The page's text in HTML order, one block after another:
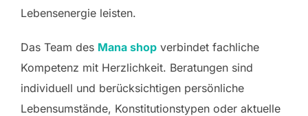
Lebensenergie leisten.
Das Team des Mana shop verbindet fachliche
Kompetenz mit Herzlichkeit. Beratungen sind
individuell und berücksichtigen persönliche
Lebensumstände, Konstitutionstypen oder aktuelle